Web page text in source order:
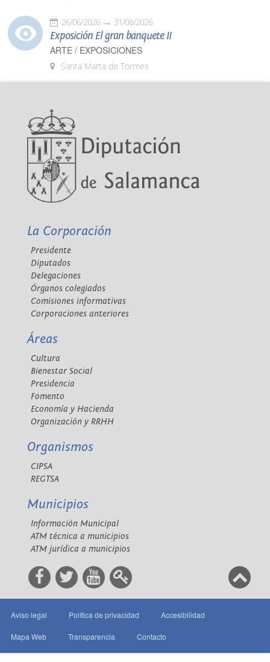
26/06/2026 31/08/2026
Exposición El gran banquete II
ARTE / EXPOSICIONES
Santa Marta de Tormes
La Corporación
Presidente
Diputados
Delegaciones
Órganos colegiados
Comisiones informativas
Corporaciones anteriores
Áreas
Cultura
Bienestar Social
Presidencia
Fomento
Economía y Hacienda
Organización y RRHH
Organismos
CIPSA
REGTSA
Municipios
Información Municipal
ATM técnica a municipios
ATM jurídica a municipios
Aviso legal Política de privacidad Accesibilidad
Mapa Web Transparencia Contacto